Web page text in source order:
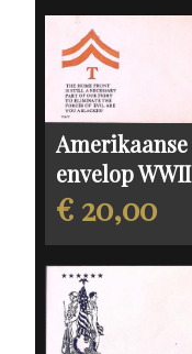
Amerikaanse
envelop WWII
€ 20,00